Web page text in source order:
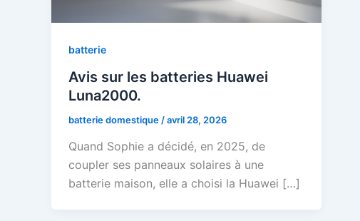
batterie
Avis sur les batteries Huawei
Luna2000.
batterie domestique /avril 28, 2026
Quand Sophie a décidé, en 2025, de
coupler ses panneaux solaires à une
batterie maison, elle a choisi la Huawei […]